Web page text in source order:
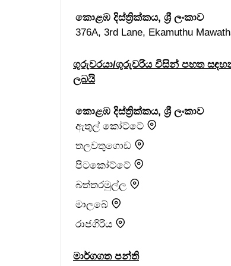
කොළඹ දිස්ත්‍රික්කය, ශ්‍රී ලංකාව
376A, 3rd Lane, Ekamuthu
ගුරුවරයා/ගුරුවරිය විසින් පහත
ලබයි
කොළඹ දිස්ත්‍රික්කය, ශ්‍රී ලංකාව
ඇතුල් කෝට්ටේ
තලවතුගොඩ
පිටකෝට්ටේ
බත්තරමුල්ල
මාලබේ
රාජගිරිය
මාර්ගගත පන්ති